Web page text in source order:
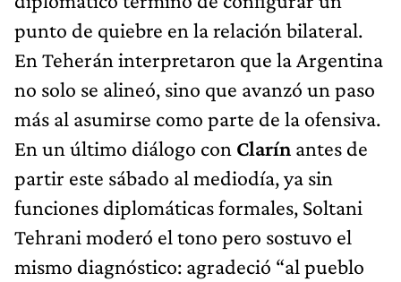
punto de quiebre en la relación bilateral.
En Teherán interpretaron que la Argentina
no solo se alineó, sino que avanzó un paso
más al asumirse como parte de la ofensiva.
En un último diálogo con Clarín antes de
partir este sábado al mediodía, ya sin
funciones diplomáticas formales, Soltani
Tehrani moderó el tono pero sostuvo el
mismo diagnóstico: agradeció “al pueblo